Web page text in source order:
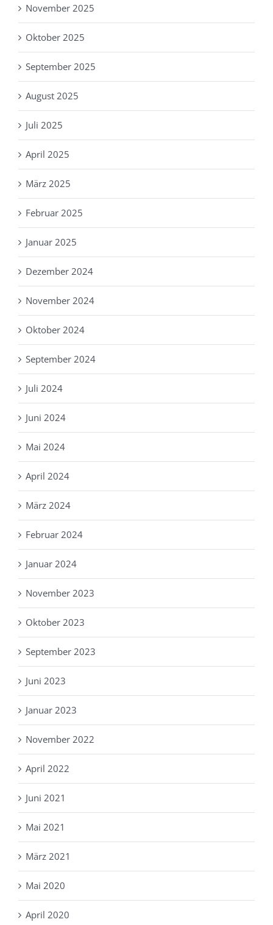
November 2025
Oktober 2025
September 2025
August 2025
Juli 2025
April 2025
März 2025
Februar 2025
Januar 2025
Dezember 2024
November 2024
Oktober 2024
September 2024
Juli 2024
Juni 2024
Mai 2024
April 2024
März 2024
Februar 2024
Januar 2024
November 2023
Oktober 2023
September 2023
Juni 2023
Januar 2023
November 2022
April 2022
Juni 2021
Mai 2021
März 2021
Mai 2020
April 2020